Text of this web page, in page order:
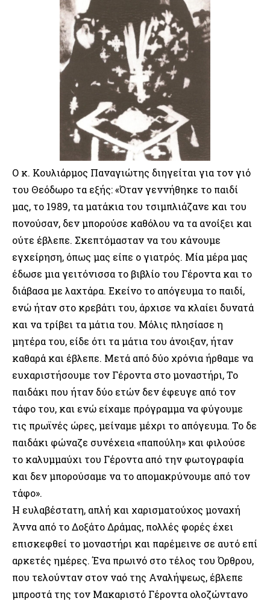
Ο κ. Κουλιάρμος Παναγιώτης διηγείται για τον γιό
του Θεόδωρο τα εξής: «Όταν γεννήθηκε το παιδί
μας, το 1989, τα ματάκια του τσιμπλιάζανε και του
πονούσαν, δεν μπορούσε καθόλου να τα ανοίξει και
ούτε έβλεπε. Σκεπτόμασταν να του κάνουμε
εγχείρηση, όπως μας είπε ο γιατρός. Μία μέρα μας
έδωσε μια γειτόνισσα το βιβλίο του Γέροντα και το
διάβασα με λαχτάρα. Εκείνο το απόγευμα το παιδί,
ενώ ήταν στο κρεβάτι του, άρχισε να κλαίει δυνατά
και να τρίβει τα μάτια του. Μόλις πλησίασε η
μητέρα του, είδε ότι τα μάτια του άνοιξαν, ήταν
καθαρά και έβλεπε. Μετά από δύο χρόνια ήρθαμε να
ευχαριστήσουμε τον Γέροντα στο μοναστήρι, Το
παιδάκι που ήταν δύο ετών δεν έφευγε από τον
τάφο του, και ενώ είχαμε πρόγραμμα να φύγουμε
τις πρωϊνές ώρες, μείναμε μέχρι το απόγευμα. Το δε
παιδάκι φώναζε συνέχεια «παπούλη» και φιλούσε
το καλυμμαύχι του Γέροντα από την φωτογραφία
και δεν μπορούσαμε να το απομακρύνουμε από τον
τάφο».
Η ευλαβέστατη, απλή και χαρισματούχος μοναχή
Άννα από το Δοξάτο Δράμας, πολλές φορές έχει
επισκεφθεί το μοναστήρι και παρέμεινε σε αυτό επί
αρκετές ημέρες. Ένα πρωινό στο τέλος του Όρθρου,
που τελούνταν στον ναό της Αναλήψεως, έβλεπε
μπροστά της τον Μακαριστό Γέροντα ολοζώντανο